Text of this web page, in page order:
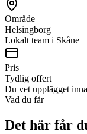
Område
Helsingborg
Lokalt team i Skåne
Pris
Tydlig offert
Du vet upplägget
Vad du får
Det här får